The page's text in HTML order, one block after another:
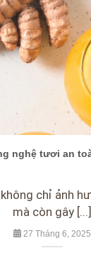
nghệ tươi an
chỉ ảnh
mà còn gây [...]
27 Tháng 6, 2025